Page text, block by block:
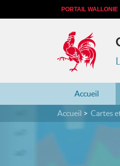
PORTAIL WALLONIE
Accueil
Accueil Cartes